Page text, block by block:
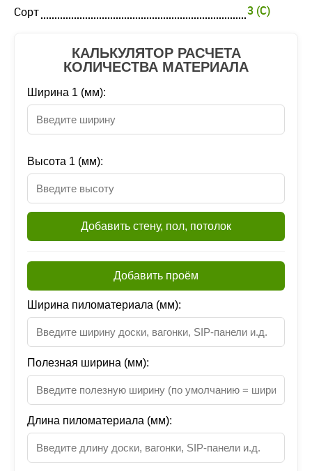
Cорт
3 (C)
КАЛЬКУЛЯТОР РАСЧЕТА
КОЛИЧЕСТВА МАТЕРИАЛА
Ширина 1 (мм):
Высота 1 (мм):
Добавить стену, пол, потолок
Добавить проём
Ширина пиломатериала (мм):
Полезная ширина (мм):
Длина пиломатериала (мм):